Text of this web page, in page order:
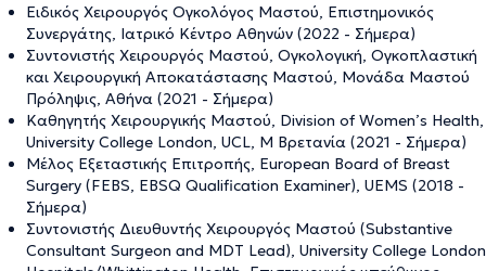
Ειδικός Χειρουργός Ογκολόγος Μαστού, Επιστημονικός
Συνεργάτης, Ιατρικό Κέντρο Αθηνών (2022 - Σήμερα)
Συντονιστής Χειρουργός Μαστού, Ογκολογική, Ογκοπλαστική
και Χειρουργική Αποκατάστασης Μαστού, Μονάδα Μαστού
Πρόληψις, Αθήνα (2021 - Σήμερα)
Καθηγητής Χειρουργικής Μαστού, Division of Women’s Health,
University College London, UCL, Μ Βρετανία (2021 - Σήμερα)
Μέλος Εξεταστικής Επιτροπής, European Board of Breast
Surgery (FEBS, EBSQ Qualification Examiner), UEMS (2018 -
Σήμερα)
Συντονιστής Διευθυντής Χειρουργός Μαστού (Substantive
Consultant Surgeon and MDT Lead), University College London